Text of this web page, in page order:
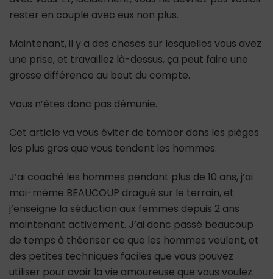
rester en couple avec eux non plus.
Maintenant, il y a des choses sur lesquelles vous avez
une prise, et travaillez là-dessus, ça peut faire une
grosse différence au bout du compte.
Vous n’êtes donc pas démunie.
Cet article va vous éviter de tomber dans les pièges
les plus gros que vous tendent les hommes.
J’ai coaché les hommes pendant plus de 10 ans, j’ai
moi-même BEAUCOUP dragué sur le terrain, et
j’enseigne la séduction aux femmes depuis 2 ans
maintenant activement. J’ai donc passé beaucoup
de temps à théoriser ce que les hommes veulent, et
des petites techniques faciles que vous pouvez
utiliser pour avoir la vie amoureuse que vous voulez.